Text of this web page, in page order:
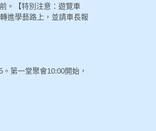
。【特別注意：遊覽車
進學藝路上，並請車長報
第一堂聚會10:00開始，